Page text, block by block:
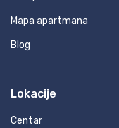
Mapa apartmana
Blog
Lokacije
Centar